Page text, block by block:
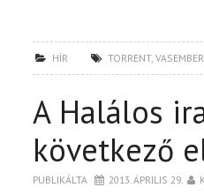
HÍR TORRENT,VASEMBER
A Halálos
következő
PUBLIKÁLTA 2013. ÁPRILIS 29.